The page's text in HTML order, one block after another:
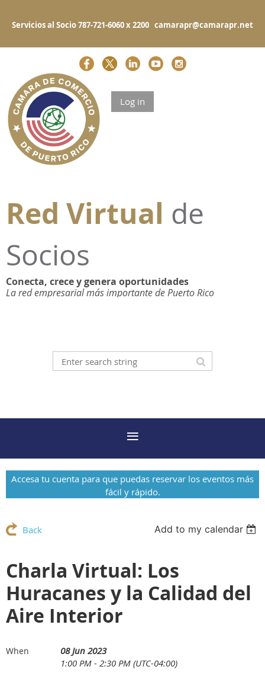
Servicios al Socio 787-721-6060 x 2200 camarapr@camarapr.net
Log in
Red Virtual de
Socios
Conecta, crece y genera oportunidades
La red empresarial más importante de Puerto Rico
Accesa tu cuenta para que puedas reservar los eventos más
fácil y rápido.
Back Add to my calendar
Charla Virtual: Los
Huracanes y la Calidad del
Aire Interior
When
08 Jun 2023
1:00 PM - 2:30 PM (UTC-04:00)